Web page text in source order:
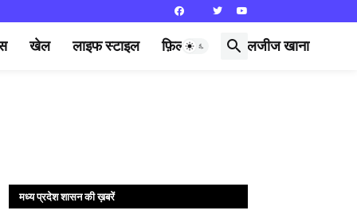
खेल लाइफ स्टाइल फ़िल्मी दुनिया लजीज खाना
मध्य प्रदेश शासन की ख़बरें